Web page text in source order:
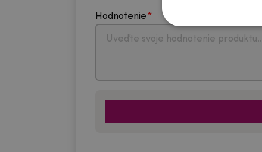
Hodnotenie